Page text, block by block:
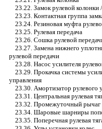
23.22. Замок рулевой колонки
23.23. Контактная группа
23.24. Резиновая муфта
23.25. Рулевая передача
23.26. Сошка рулевой
23.27. Замена нижнего
рулевой передачи
23.28. Насос усилителя
23.29. Прокачка системы
управления
23.30. Амортизатор рулевого
23.31. Центральная рулевая
23.32. Промежуточный рычаг
23.34. Шаровые шарниры
23.35. Поперечная рулевая